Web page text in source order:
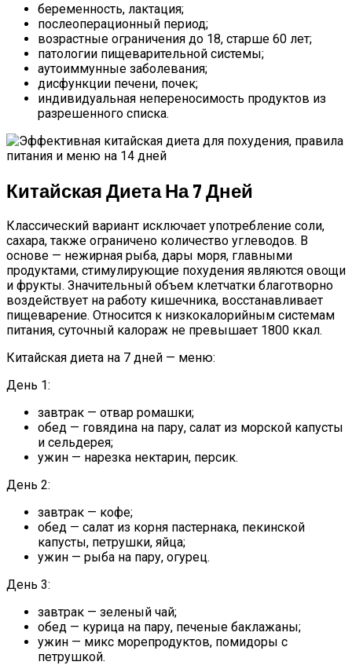
беременность, лактация;
послеоперационный период;
возрастные ограничения до 18, старше 60 лет;
патологии пищеварительной системы;
аутоиммунные заболевания;
дисфункции печени, почек;
индивидуальная непереносимость продуктов из
разрешенного списка.
Китайская Диета На 7 Дней
Классический вариант исключает употребление соли,
сахара, также ограничено количество углеводов. В
основе — нежирная рыба, дары моря, главными
продуктами, стимулирующие похудения являются овощи
и фрукты. Значительный объем клетчатки благотворно
воздействует на работу кишечника, восстанавливает
пищеварение. Относится к низкокалорийным системам
питания, суточный калораж не превышает 1800 ккал.
Китайская диета на 7 дней — меню:
День 1:
завтрак — отвар ромашки;
обед — говядина на пару, салат из морской капусты
и сельдерея;
ужин — нарезка нектарин, персик.
День 2:
завтрак — кофе;
обед — салат из корня пастернака, пекинской
капусты, петрушки, яйца;
ужин — рыба на пару, огурец.
День 3:
завтрак — зеленый чай;
обед — курица на пару, печеные баклажаны;
ужин — микс морепродуктов, помидоры с
петрушкой.